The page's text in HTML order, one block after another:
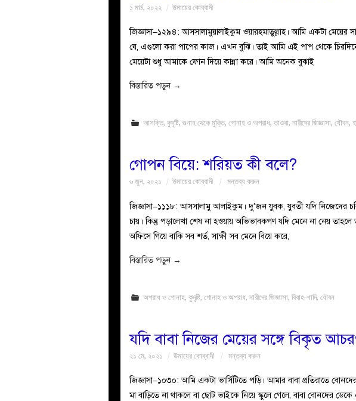
১ মার্চ, ২০২২ উমায়ের কোব্বাদী
জিজ্ঞাসা–১২৯৪: আসসালামুয়ালাইকুম ওয়ারহমাতুল্লাহ। আমি একটা মেয়ের
যে, এগুলো করা পাপের কাজ। এখন বুঝি। তাই আমি এই পাপ থেকে
মেয়েটা শুধু আমাকে ফোন দিয়ে কান্না করে। আমি অনেক বুঝাই
বিস্তারিত পড়ুন →
আসক্তি,কুদৃষ্টি,গুনাহ থেকে মুক্তি,গোনাহ ও অপরাধ,তাওবা,নারীদের জিজ্ঞাসা,যৌবন,
গোপন বিয়ে: শরিয়ত কী বলে?
৬ জুন, ২০২১ উমায়ের কোব্বাদী মন্তব্য করুন
জিজ্ঞাসা–১১১৮: আসসালামু আলাইকুম। দু’জন যুবক, যুবতী যদি নিজেদের
চায়। কিন্তু পড়ালেখা শেষ না হওয়ায় অভিভাবকগণ যদি মেনে না নেয়
অফিসে গিয়ে বাকি সব শর্ত, সাক্ষী সব মেনে বিয়ে করে,
বিস্তারিত পড়ুন →
অপরাধ ও গোনাহ,কুদৃষ্টি,গোনাহ ও অপরাধ,নারীদের জিজ্ঞাসা,বিবাহ-শাদি,যৌবন
যদি বাবা নিজের মেয়ের সঙ্গে বিকৃত
২১ মে, ২০২১ উমায়ের কোব্বাদী মন্তব্য করুন
জিজ্ঞাসা–১০৩০: আমি একটা ভার্সিটিতে পড়ি। আমার বাবা প্রতিরাতে
মা বাড়িতে না থাকলে বা ছোট ভাইকে নিয়ে স্কুলে গেলে, বাবা বোনদের